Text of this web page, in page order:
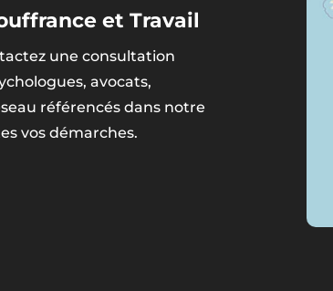
et Travail
une consultation
avocats,
référencés dans notre
vos démarches.